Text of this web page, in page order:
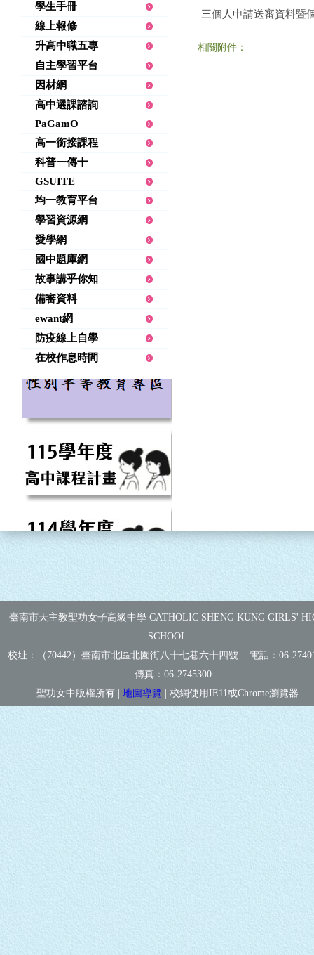
學生手冊
線上報修
升高中職五專
自主學習平台
因材網
高中選課諮詢
PaGamO
高一銜接課程
科普一傳十
GSUITE
均一教育平台
學習資源網
愛學網
國中題庫網
故事講乎你知
備審資料
ewant網
防疫線上自學
在校作息時間
三個人申請送審資料暨
相關附件：
臺南市天主教聖功女子高級中學 CATHOLIC SHENG KUNG GIRLS'
SCHOOL
校址：（70442）臺南市北區北園街八十七巷六十四號 電話：06-
傳真： 06-2745300
聖功女中版權所有 | 地圖導覽 | 校網使用IE11或Chrome瀏覽器